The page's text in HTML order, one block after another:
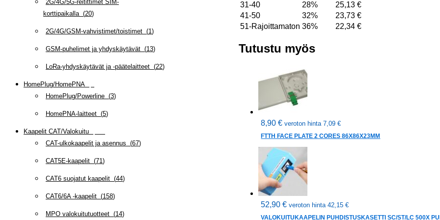
2G/4G/5G-reitittimet SIM-
korttipaikalla (20)
2G/4G/GSM-vahvistimet/toistimet (1)
GSM-puhelimet ja yhdyskäytävät (13)
LoRa-yhdyskäytävät ja -päätelaitteet (22)
HomePlug/HomePNA
HomePlug/Powerline (3)
HomePNA-laitteet (5)
Kaapelit CAT/Valokuitu
CAT-ulkokaapelit ja asennus (67)
CAT5E-kaapelit (71)
CAT6 suojatut kaapelit (44)
CAT6/6A -kaapelit (158)
MPO valokuitutuotteet (14)
31-40
28% 25,13€
41-50
32% 23,73€
51-Rajoittamaton 36% 22,34€
Tutustu myös
8,90€ veroton hinta7,09€
FTTH FACE PLATE 2 CORES 86X86X23MM
52,90€ veroton hinta42,15€
VALOKUITUKAAPELIN PUHDISTUSKASETTI SC/ST/LC 500X